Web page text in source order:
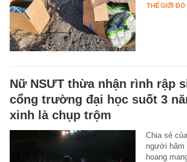
THẾ GIỚI ĐÓ
Nữ NSƯT thừa nhận rình rập
cổng trường đại học suốt 3
xinh là chụp trộm
Chia sẻ
người hâm
hoang